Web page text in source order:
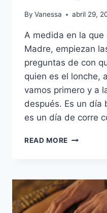
By Vanessa abril 29,
A medida en la que
Madre, empiezan
preguntas de con
quien es el lonche,
vamos primero y a
después. Es un día
es un día de corre
READ MORE
7
DETALLES
CLÁSICOS